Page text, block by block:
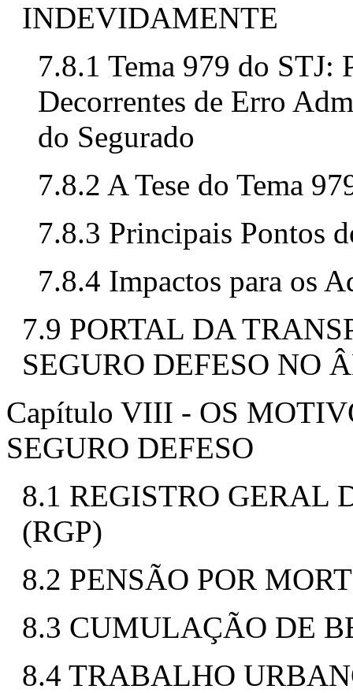
INDEVIDAMENTE
7.8.1 Tema 979 do STJ:
Decorrentes de Erro
do Segurado
7.8.2 A Tese do Tema
7.8.3 Principais Pontos
7.8.4 Impactos para os
7.9 PORTAL DA
SEGURO DEFESO NO
Capítulo VIII - OS
SEGURO DEFESO
8.1 REGISTRO GERAL
(RGP)
8.2 PENSÃO POR
8.3 CUMULAÇÃO DE
8.4 TRABALHO